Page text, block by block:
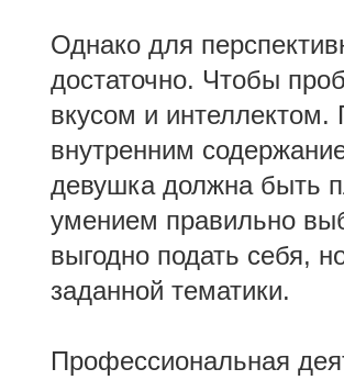
Однако для
достаточно. Чтобы
вкусом и
внутренним
девушка должна быть
умением правильно
выгодно подать себя,
заданной тематики.
Профессиональная